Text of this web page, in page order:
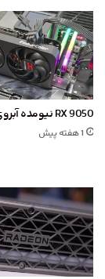
RX 9050 نیومده آبروی AMD رو برد!
1 هفته پیش